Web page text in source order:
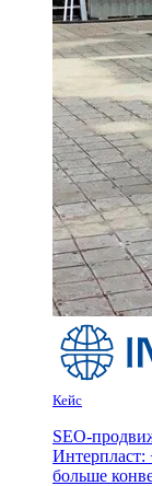
Кейс
SEO-
Интерпласт:
больше